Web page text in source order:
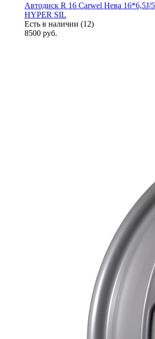
Автодиск R 16 Carwel Нева 16*6,5J/
HYPER SIL
Есть в наличии (12)
8500 руб.